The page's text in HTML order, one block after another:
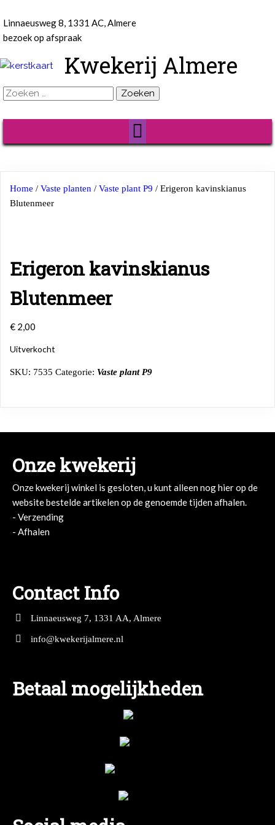
Linnaeusweg 8, 1331 AC, Almere
bezoek op afspraak
Kwekerij Almere
Zoeken
Home / Vaste planten / Vaste plant P9 / Erigeron kavinskianus
Blutenmeer
Erigeron kavinskianus
Blutenmeer
€ 2,00
Uitverkocht
SKU: 7535 Categorie: Vaste plant P9
Onze kwekerij
Onze kwekerij winkel is gesloten, u kunt alleen nog hier op de
website bestelde artikelen op de genoemde tijden afhalen.
- Verzending
- Afhalen
Contact Info
Linnaeusweg 7, 1331 AA, Almere
info@kwekerijalmere.nl
Betaal mogelijkheden